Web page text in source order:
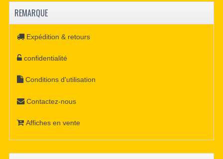
REMARQUE
Expédition & retours
confidentialité
Conditions d'utilisation
Contactez-nous
Affiches en vente